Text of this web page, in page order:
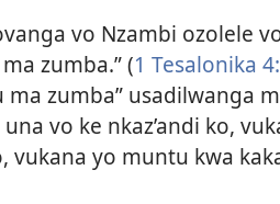
vo Nzambi ozolele
zumba.” (1 Tesalonika
ma zumba” usadilwanga
vo ke nkaz’andi ko,
vukana yo muntu kwa